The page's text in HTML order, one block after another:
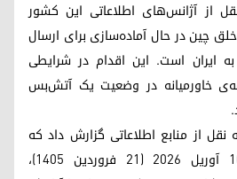
از آژانس‌های اطلاعاتی این کشور
چین در حال آماده‌سازی برای ارسال
ایران است. این اقدام در شرایطی
خاورمیانه در وضعیت یک آتش‌بس
از منابع اطلاعاتی گزارش داد که
اواخر شامگاه جمعه، ۱۰ آوریل ۲۰۲۶ (۲۱ فروردین ۱۴۰۵)،